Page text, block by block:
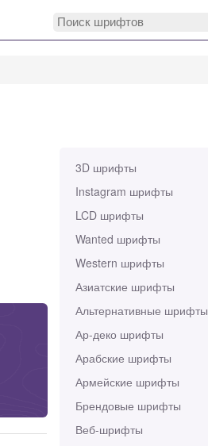
3D шрифты
Instagram шрифты
LCD шрифты
Wanted шрифты
Western шрифты
Азиатские шрифты
Альтернативные шрифты
Ар-деко шрифты
Арабские шрифты
Армейские шрифты
Брендовые шрифты
Веб-шрифты